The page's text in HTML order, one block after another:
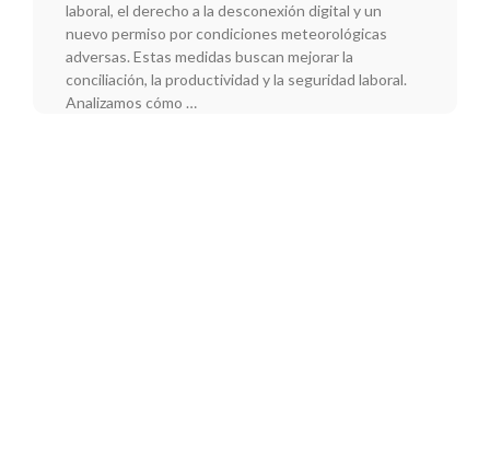
laboral, el derecho a la desconexión digital y un
nuevo permiso por condiciones meteorológicas
adversas. Estas medidas buscan mejorar la
conciliación, la productividad y la seguridad laboral.
Analizamos cómo …